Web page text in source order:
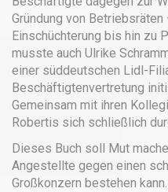
Gründung von
Einschüchterung bis hin zu
musste auch Ulrike
einer süddeutschen Lidl-
Beschäftigtenvertretung
Gemeinsam mit ihren
Robertis sich schließlich
Dieses Buch soll Mut
Angestellte gegen einen
Großkonzern bestehen